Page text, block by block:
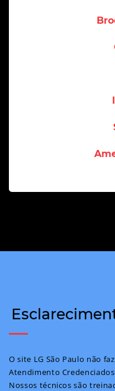
O site LG São Paulo não
Atendimento
Nossos técnicos são